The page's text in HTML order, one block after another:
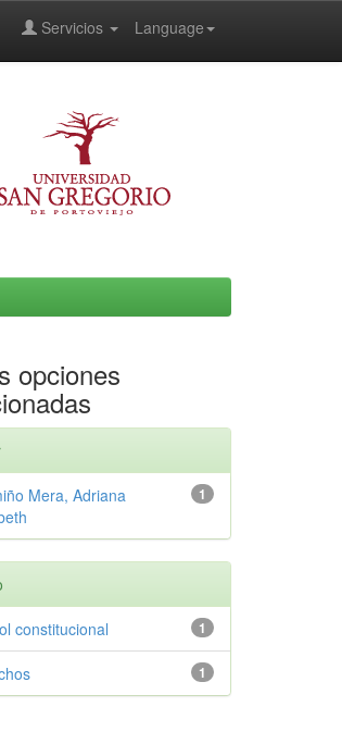
Language
Servicios
opciones
1
Mera, Adriana
1
constitucional
1